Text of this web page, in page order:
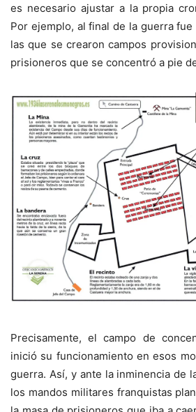
es necesario ajustar a la propia
Por ejemplo, al final de la guerra
las que se crearon campos
prisioneros que se concentró a pie
Precisamente, el campo de
inició su funcionamiento en esos
guerra. Así, y ante la inminencia de
los mandos militares franquistas